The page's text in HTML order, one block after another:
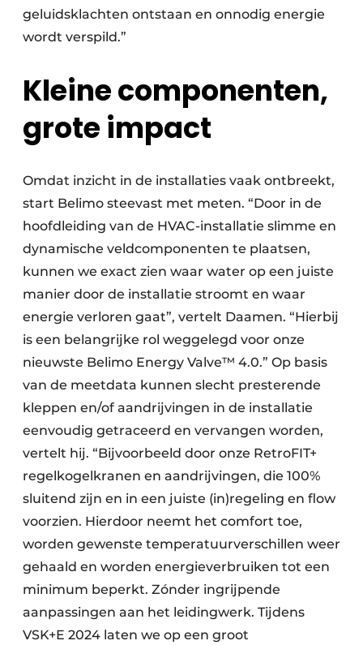
geluidsklachten ontstaan en onnodig energie
wordt verspild.”
Kleine componenten,
grote impact
Omdat inzicht in de installaties vaak ontbreekt,
start Belimo steevast met meten. “Door in de
hoofdleiding van de HVAC-installatie slimme en
dynamische veldcomponenten te plaatsen,
kunnen we exact zien waar water op een juiste
manier door de installatie stroomt en waar
energie verloren gaat”, vertelt Daamen. “Hierbij
is een belangrijke rol weggelegd voor onze
nieuwste Belimo Energy Valve™ 4.0.” Op basis
van de meetdata kunnen slecht presterende
kleppen en/of aandrijvingen in de installatie
eenvoudig getraceerd en vervangen worden,
vertelt hij. “Bijvoorbeeld door onze RetroFIT+
regelkogelkranen en aandrijvingen, die 100%
sluitend zijn en in een juiste (in)regeling en flow
voorzien. Hierdoor neemt het comfort toe,
worden gewenste temperatuurverschillen weer
gehaald en worden energieverbruiken tot een
minimum beperkt. Zónder ingrijpende
aanpassingen aan het leidingwerk. Tijdens
VSK+E 2024 laten we op een groot